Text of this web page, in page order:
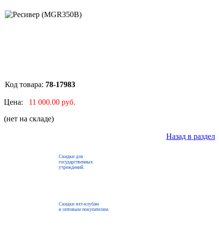
Код товара: 78-17983
Цена: 11 000.00 руб.
(нет на складе)
Назад в раздел
Скидки для
государственных
учреждений.
Скидки яхт-клубам
и оптовым покупателям.